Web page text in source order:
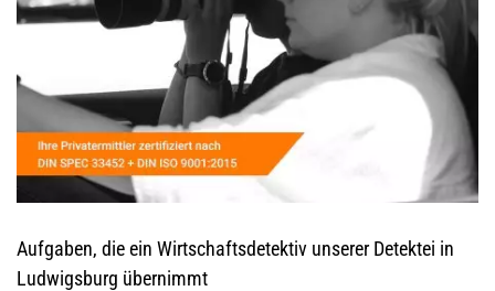
Aufgaben, die ein Wirtschaftsdetektiv unserer Detektei in
Ludwigsburg übernimmt